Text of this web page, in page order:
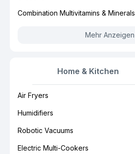
Combination Multivitamins & Minerals
Mehr Anzeigen
Home & Kitchen
Air Fryers
Humidifiers
Robotic Vacuums
Electric Multi-Cookers